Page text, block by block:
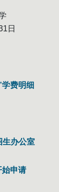
日
费明细
生办公室
始申请